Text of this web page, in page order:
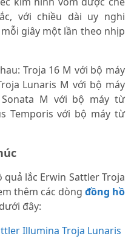
với chiều dài uy nghi
giây một lần theo nhịp
Troja 16 M với bộ máy
Lunaris M với bộ máy
Sonata M với bộ máy từ
Temporis với bộ máy từ
lắc Erwin Sattler Troja
thêm các dòng đồng hồ
đây:
Illumina Troja Lunaris